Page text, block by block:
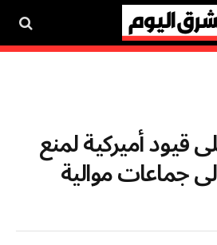
قيود أميركية لمنع
جماعات موالية